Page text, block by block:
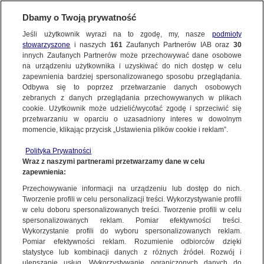
LUBLIN
Uderzył w drzewo, dachował na polu.
Kierowca zginął na miejscu
19.08.2023, 10:31
Dbamy o Twoją prywatność
Jeśli użytkownik wyrazi na to zgodę, my, nasze podmioty
stowarzyszone i naszych 161Zaufanych Partnerów IAB oraz 30
innych Zaufanych Partnerów może przechowywać dane osobowe
na urządzeniu użytkownika i uzyskiwać do nich dostęp w celu
zapewnienia bardziej spersonalizowanego sposobu przeglądania.
Odbywa się to poprzez przetwarzanie danych osobowych
zebranych z danych przeglądania przechowywanych w plikach
cookie. Użytkownik może udzielić/wycofać zgodę i sprzeciwić się
przetwarzaniu w oparciu o uzasadniony interes w dowolnym
momencie, klikając przycisk „Ustawienia plików cookie i reklam”.
Polityka Prywatności
Wraz z naszymi partnerami przetwarzamy dane w celu
zapewnienia:
Przechowywanie informacji na urządzeniu lub dostęp do nich.
Tworzenie profili w celu personalizacji treści. Wykorzystywanie profili
w celu doboru spersonalizowanych treści. Tworzenie profili w celu
spersonalizowanych reklam. Pomiar efektywności treści.
Wykorzystanie profili do wyboru spersonalizowanych reklam.
Pomiar efektywności reklam. Rozumienie odbiorców dzięki
statystyce lub kombinacji danych z różnych źródeł. Rozwój i